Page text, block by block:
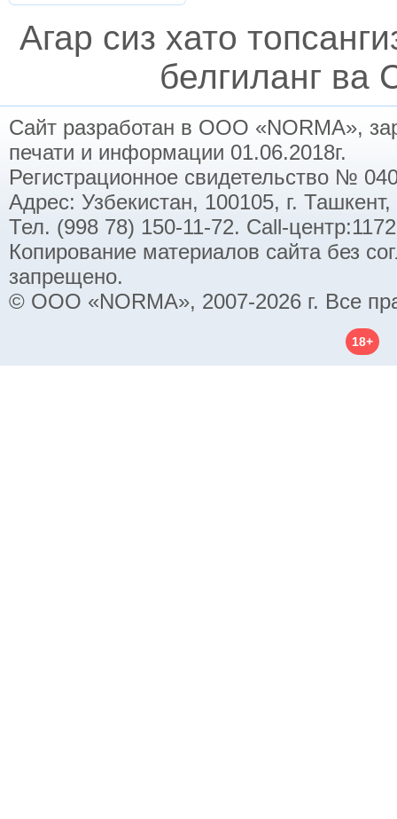
Агар сиз хато
белгиланг ва
Сайт разработан в ООО «NORMA»,
печати и информации 01.06.2018г.
Регистрационное свидетельство №
Адрес: Узбекистан, 100105, г.
Тел. (998 78) 150-11-72. Call-
Копирование материалов сайта без
запрещено.
© ООО «NORMA», 2007-2026 г. Все
18+